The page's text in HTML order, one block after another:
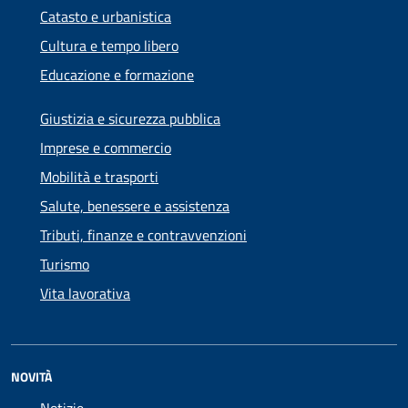
Catasto e urbanistica
Cultura e tempo libero
Educazione e formazione
Giustizia e sicurezza pubblica
Imprese e commercio
Mobilità e trasporti
Salute, benessere e assistenza
Tributi, finanze e contravvenzioni
Turismo
Vita lavorativa
NOVITÀ